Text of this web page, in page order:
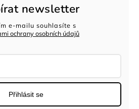
newsletter
e-mailu souhlasíte s
ochrany osobních údajů
Přihlásit se